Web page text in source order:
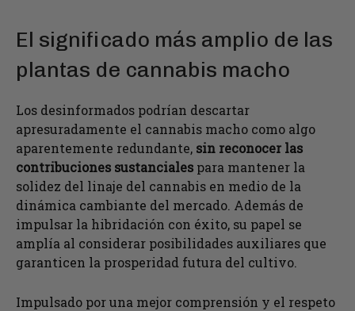
El significado más amplio de las
plantas de cannabis macho
Los desinformados podrían descartar
apresuradamente el cannabis macho como algo
aparentemente redundante, sin reconocer las
contribuciones sustanciales para mantener la
solidez del linaje del cannabis en medio de la
dinámica cambiante del mercado. Además de
impulsar la hibridación con éxito, su papel se
amplía al considerar posibilidades auxiliares que
garanticen la prosperidad futura del cultivo.
Impulsado por una mejor comprensión y el respeto